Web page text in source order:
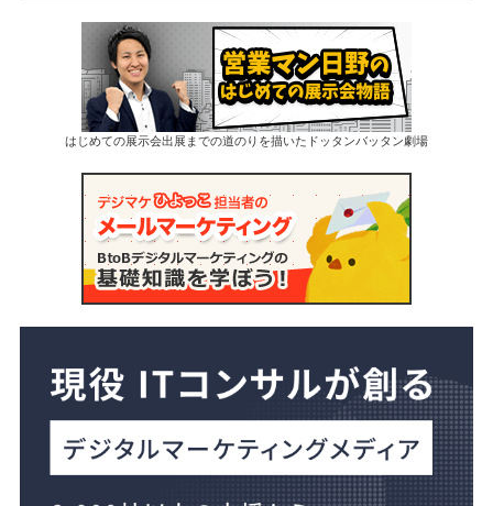
はじめての展示会出展までの道のりを描いたドッタンバッタン劇場